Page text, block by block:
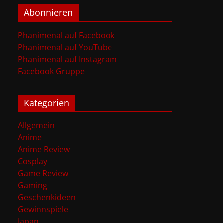
Abonnieren
Phanimenal auf Facebook
Phanimenal auf YouTube
Phanimenal auf Instagram
Facebook Gruppe
Kategorien
Allgemein
Anime
Anime Review
Cosplay
Game Review
Gaming
Geschenkideen
Gewinnspiele